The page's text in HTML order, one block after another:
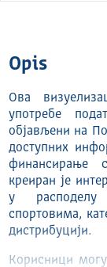
Opis
Ова
употребе
објављени на
доступних
финансирање
креиран је
у расподелу
спортовима,
дистрибуцији.
Корисници